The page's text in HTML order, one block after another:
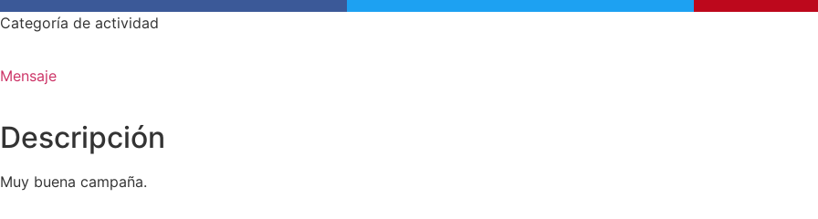
Categoría de actividad
Mensaje
Descripción
Muy buena campaña.